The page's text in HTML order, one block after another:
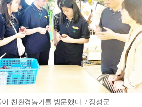
친환경농가를 방문했다. / 장성군